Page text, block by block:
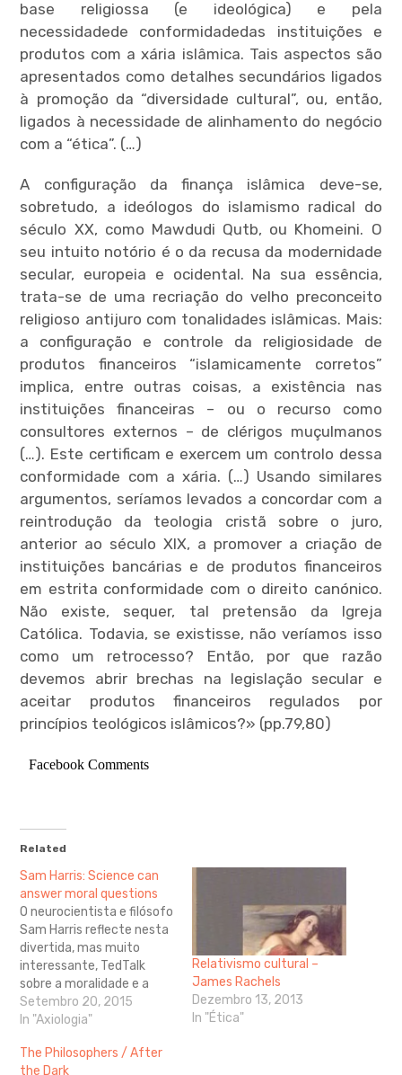
base religiossa (e ideológica) e pela
necessidadede conformidadedas instituições e
produtos com a xária islâmica. Tais aspectos são
apresentados como detalhes secundários ligados
à promoção da “diversidade cultural”, ou, então,
ligados à necessidade de alinhamento do negócio
com a “ética”. (…)
A configuração da finança islâmica deve-se,
sobretudo, a ideólogos do islamismo radical do
século XX, como Mawdudi Qutb, ou Khomeini. O
seu intuito notório é o da recusa da modernidade
secular, europeia e ocidental. Na sua essência,
trata-se de uma recriação do velho preconceito
religioso antijuro com tonalidades islâmicas. Mais:
a configuração e controle da religiosidade de
produtos financeiros “islamicamente corretos”
implica, entre outras coisas, a existência nas
instituições financeiras – ou o recurso como
consultores externos – de clérigos muçulmanos
(…). Este certificam e exercem um controlo dessa
conformidade com a xária. (…) Usando similares
argumentos, seríamos levados a concordar com a
reintrodução da teologia cristã sobre o juro,
anterior ao século XIX, a promover a criação de
instituições bancárias e de produtos financeiros
em estrita conformidade com o direito canónico.
Não existe, sequer, tal pretensão da Igreja
Católica. Todavia, se existisse, não veríamos isso
como um retrocesso? Então, por que razão
devemos abrir brechas na legislação secular e
aceitar produtos financeiros regulados por
princípios teológicos islâmicos?» (pp.79,80)
Facebook Comments
Related
Sam Harris: Science can
answer moral questions
O neurocientista e filósofo
Sam Harris reflecte nesta
divertida, mas muito
interessante, TedTalk
sobre a moralidade e a
forma como esta é vivida
do ponto de vista religioso
científico: Podemos definir
Setembro 20, 2015
In "Axiologia"
Relativismo cultural –
James Rachels
Dezembro 13, 2013
In "Ética"
The Philosophers / After
the Dark